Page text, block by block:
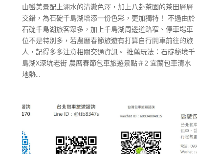
山巒美景配上湖水的清澈色澤，加上八卦茶園的茶田層層
交錯，為石碇千島湖增添一份色彩，更加獨特！ 不過由於
石碇千島湖旅客眾多，加上千島湖周邊道路窄、停車場車
位不是特別多，若農曆春節旅遊有打算自行開車前往的旅
人，記得多多注意相關交通資訊。 推薦玩法：石碇秘境千
島湖X深坑老街 農曆春節包車旅遊景點＃2 宜蘭包車清水
地熱...